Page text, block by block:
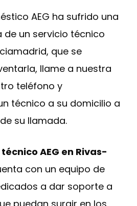
AEG ha sufrido una
de un servicio técnico
que se
llame a nuestra
teléfono y
técnico a su domicilio a
su llamada.
AEG en Rivas-
con un equipo de
a dar soporte a